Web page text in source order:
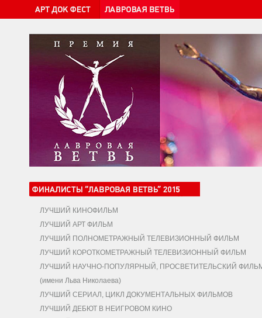
ЛУЧШИЙ КИНОФИЛЬМ
ЛУЧШИЙ АРТ ФИЛЬМ
ЛУЧШИЙ ПОЛНОМЕТРАЖНЫЙ ТЕЛЕВИЗИОННЫЙ ФИЛЬМ
ЛУЧШИЙ КОРОТКОМЕТРАЖНЫЙ ТЕЛЕВИЗИОННЫЙ ФИЛЬМ
ЛУЧШИЙ НАУЧНО-ПОПУЛЯРНЫЙ, ПРОСВЕТИТЕЛЬСКИЙ
(имени Льва Николаева)
ЛУЧШИЙ СЕРИАЛ, ЦИКЛ ДОКУМЕНТАЛЬНЫХ ФИЛЬМОВ
ЛУЧШИЙ ДЕБЮТ В НЕИГРОВОМ КИНО